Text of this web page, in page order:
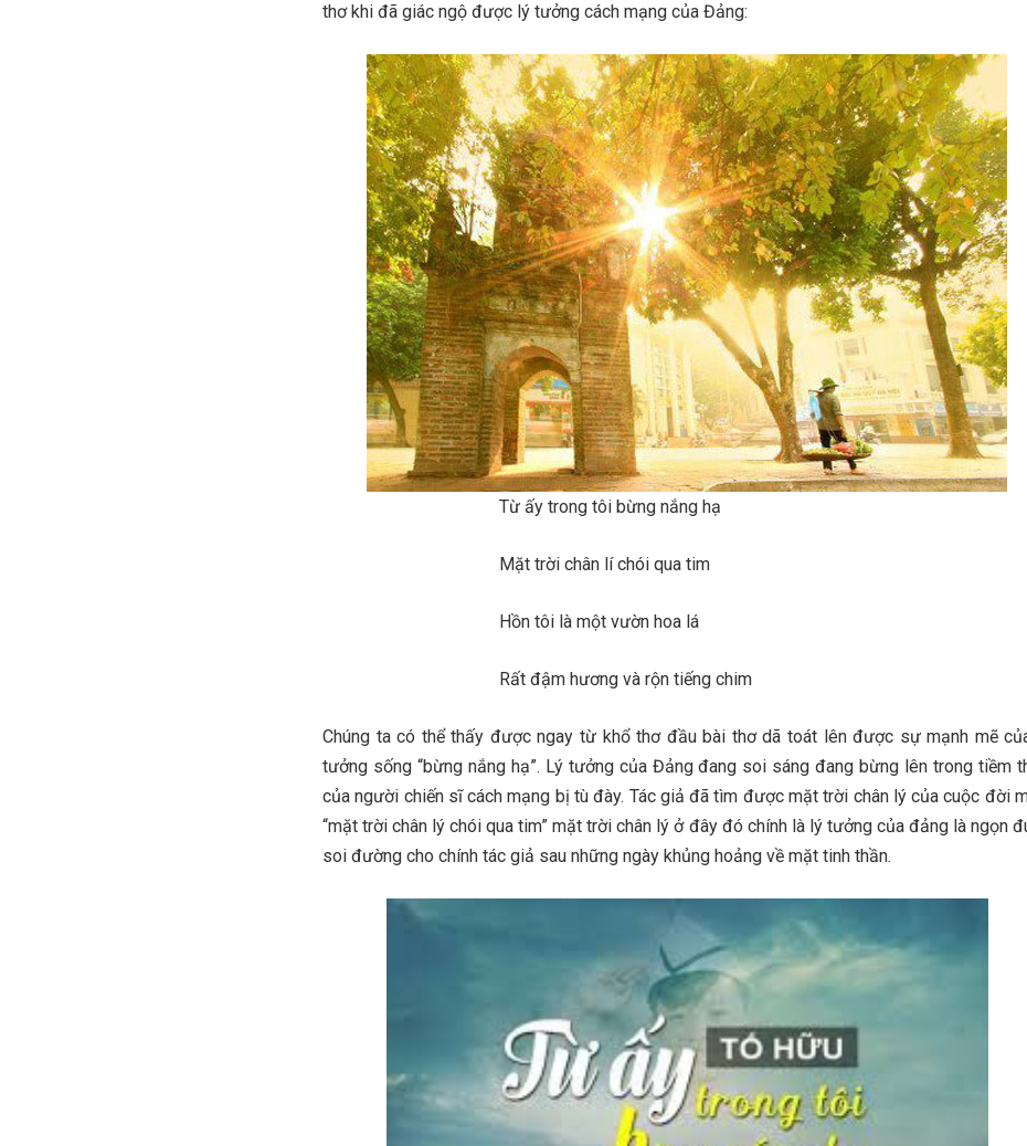
thơ khi đã giác ngộ được lý tưởng cách mạng của Đảng:
Từ ấy trong tôi bừng nắng hạ
Mặt trời chân lí chói qua tim
Hồn tôi là một vườn hoa lá
Rất đậm hương và rộn tiếng chim
Chúng ta có thể thấy được ngay từ khổ thơ đầu bài thơ dã toát lên được sự mạnh mẽ
tưởng sống “bừng nắng hạ”. Lý tưởng của Đảng đang soi sáng đang bừng lên trong tiềm
của người chiến sĩ cách mạng bị tù đày. Tác giả đã tìm được mặt trời chân lý của cuộc đời
“mặt trời chân lý chói qua tim” mặt trời chân lý ở đây đó chính là lý tưởng của đảng là ngọn
soi đường cho chính tác giả sau những ngày khủng hoảng về mặt tinh thần.